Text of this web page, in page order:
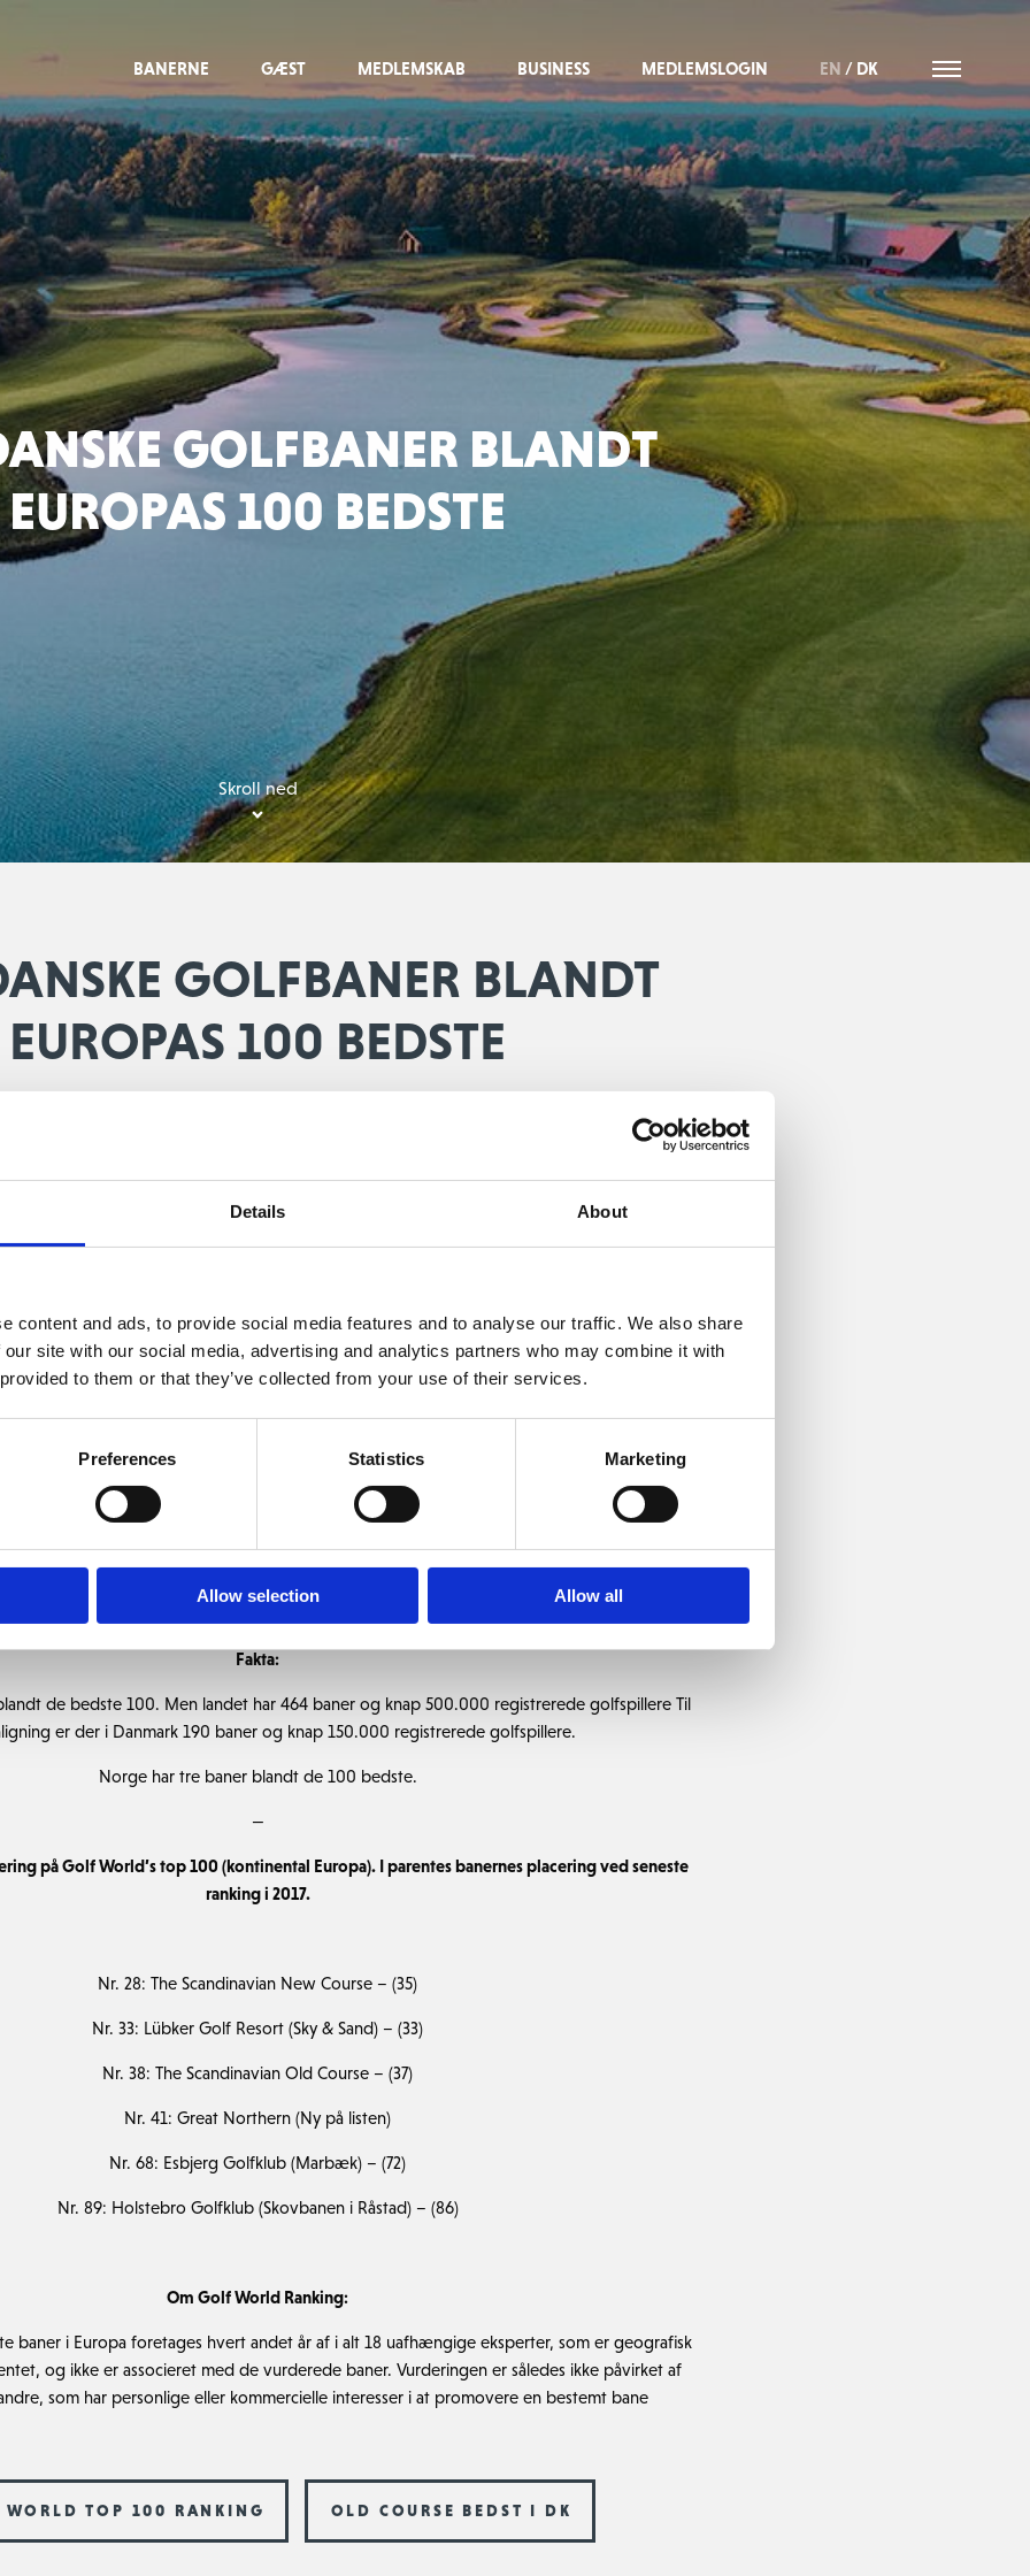
Details About
content and ads, to provide social media features and to analyse our traffic. We also share
site with our social media, advertising and analytics partners who may combine it with
to them or that they’ve collected from your use of their services.
Preferences Statistics Marketing
Allow selection Allow all
BANERNE GÆST MEDLEMSKAB BUSINESS MEDLEMSLOGIN EN / DK
GOLFBANER BLANDT
EUROPAS 100 BEDSTE
Skroll ned
GOLFBANER BLANDT
EUROPAS 100 BEDSTE
som medlemmer, gæster og turister kan vælge mellem her i landet, har været igennem en
der lagt mærke til rundt om i Europa. Det ansete britiske golfmagasin, Golf World, har i
hvilke baner, som er blandt de 100 bedste på det europæiske kontinent, og her kan
Golf Resort på Djursland, og som nr. 38 er The Scandinavian Old Course. (Se alle de
danske baners placeringer nedenfor)
og stolte over den seneste vurdering, og at den er lavet af uafhængige eksperter, gør
til at være blandt kontinentets 40 bedste. Og det blot mindre end 30 minutters kørsel fra
til den kvalitet, som vi kan tilbyde her i Danmark. En kvalitet, som bør give golfturister
Fakta:
de bedste 100. Men landet har 464 baner og knap 500.000 registrerede golfspillere Til
er der i Danmark 190 baner og knap 150.000 registrerede golfspillere.
Norge har tre baner blandt de 100 bedste.
—
på Golf World’s top 100 (kontinental Europa). I parentes banernes placering ved seneste
ranking i 2017.
Nr. 28: The Scandinavian New Course – (35)
Nr. 33: Lübker Golf Resort (Sky & Sand) – (33)
Nr. 38: The Scandinavian Old Course – (37)
Nr. 41: Great Northern (Ny på listen)
Nr. 68: Esbjerg Golfklub (Marbæk) – (72)
Nr. 89: Holstebro Golfklub (Skovbanen i Råstad) – (86)
Om Golf World Ranking:
baner i Europa foretages hvert andet år af i alt 18 uafhængige eksperter, som er geografisk
og ikke er associeret med de vurderede baner. Vurderingen er således ikke påvirket af
som har personlige eller kommercielle interesser i at promovere en bestemt bane
WORLD TOP 100 RANKING OLD COURSE BEDST I DK